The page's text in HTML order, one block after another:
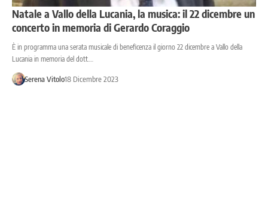
Natale a Vallo della Lucania, la musica: il 22 dicembre un
concerto in memoria di Gerardo Coraggio
È in programma una serata musicale di beneficenza il giorno 22 dicembre a Vallo della
Lucania in memoria del dott.…
Serena Vitolo18 Dicembre 2023